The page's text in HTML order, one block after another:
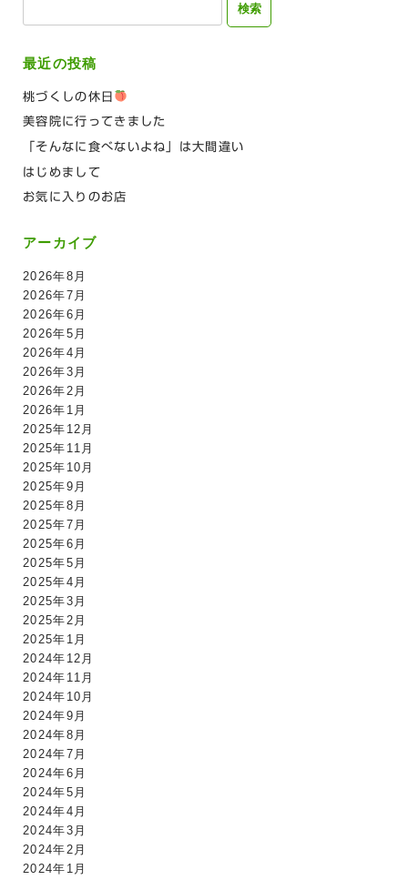
最近の投稿
桃づくしの休日
美容院に行ってきました
「そんなに食べないよね」は大間違い
はじめまして
お気に入りのお店
アーカイブ
2026年8月
2026年7月
2026年6月
2026年5月
2026年4月
2026年3月
2026年2月
2026年1月
2025年12月
2025年11月
2025年10月
2025年9月
2025年8月
2025年7月
2025年6月
2025年5月
2025年4月
2025年3月
2025年2月
2025年1月
2024年12月
2024年11月
2024年10月
2024年9月
2024年8月
2024年7月
2024年6月
2024年5月
2024年4月
2024年3月
2024年2月
2024年1月